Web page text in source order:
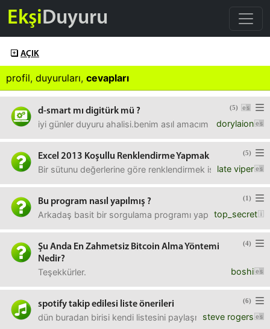
EkşiDuyuru
AÇIK
profil, duyuruları, cevapları
(5)
d-smart mı digitürk mü ?
dorylaion
iyi günler duyuru ahalisi.benim asıl amacım eurosport
(5)
Excel 2013 Koşullu Renklendirme Yapmak
late viper
Bir sütunu değerlerine göre renklendirmek istiyorum.
(1)
Bu program nasıl yapılmış ?
top_secret
Arkadaş basit bir sorgulama programı yapmış ama çok
(4)
Şu Anda En Zahmetsiz Bitcoin Alma Yöntemi
Nedir?
boshi
Teşekkürler.
(6)
spotify takip edilesi liste önerileri
steve rogers
dün buradan birisi kendi listesini paylaşmıştı. hoşuma